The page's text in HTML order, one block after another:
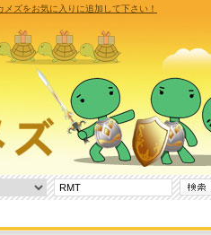
メズをお気に入りに追加して下さい！